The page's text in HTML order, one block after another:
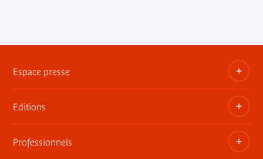
Espace presse
Dossiers, communiqués, bandes annonces
Contact presse
Editions
Les publications du musée
Professionnels